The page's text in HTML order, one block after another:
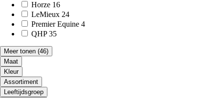
Horze 16
LeMieux 24
Premier Equine 4
QHP 35
Meer tonen (46)
Maat
Kleur
Assortiment
Leeftijdsgroep